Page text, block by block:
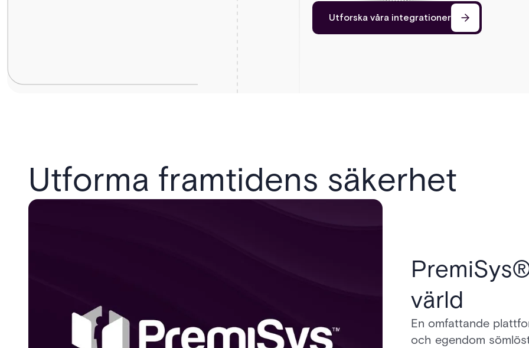
Utforska våra integrationer
Utforma framtidens säkerhet
värld
En omfattande
och egendom